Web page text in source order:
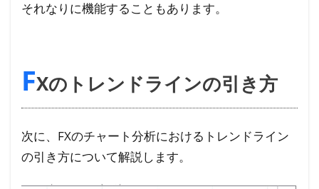
それなりに機能することもあります。
FXのトレンドラインの引き方
次に、FXのチャート分析におけるトレンドライン
の引き方について解説します。